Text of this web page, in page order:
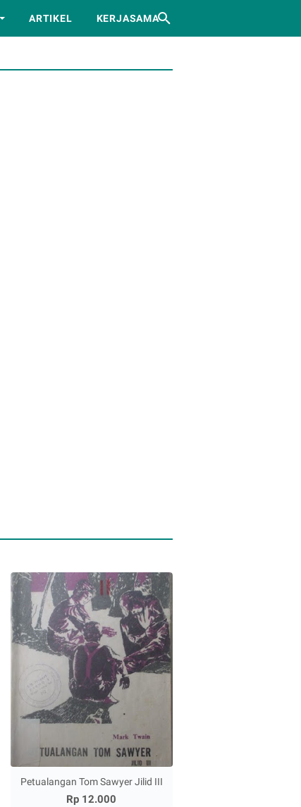
ARTIKEL KERJASAMA
Petualangan Tom Sawyer Jilid III
Rp 12.000